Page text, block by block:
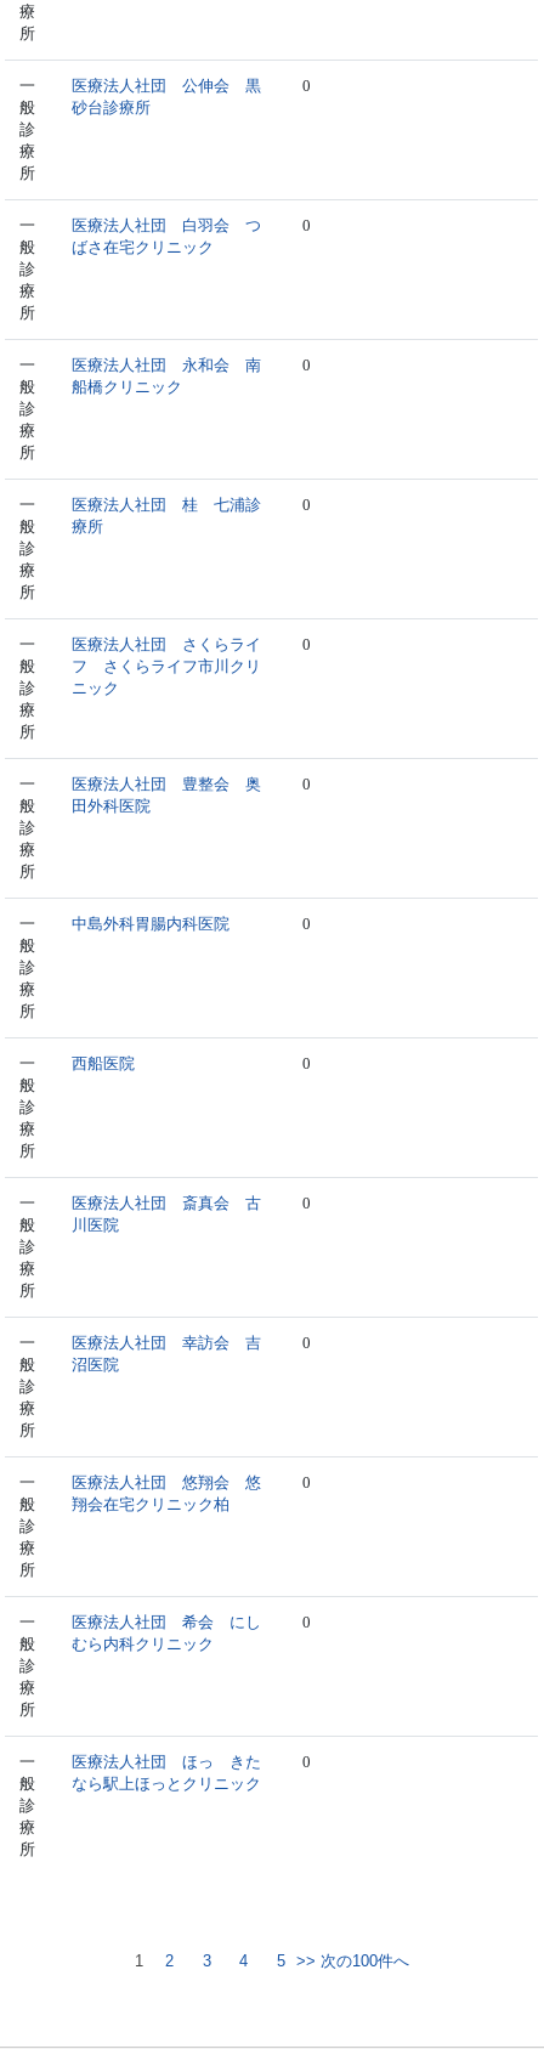
療
所
一
般
診
療
所
医療法人社団 公伸会 黒
砂台診療所
0
一
般
診
療
所
医療法人社団 白羽会 つ
ばさ在宅クリニック
0
一
般
診
療
所
医療法人社団 永和会 南
船橋クリニック
0
一
般
診
療
所
医療法人社団 桂 七浦診
療所
0
一
般
診
療
所
医療法人社団 さくらライ
フ さくらライフ市川クリ
ニック
0
一
般
診
療
所
医療法人社団 豊整会 奥
田外科医院
0
一
般
診
療
所
中島外科胃腸内科医院 0
一
般
診
療
所
西船医院 0
一
般
診
療
所
医療法人社団 斎真会 古
川医院
0
一
般
診
療
所
医療法人社団 幸訪会 吉
沼医院
0
一
般
診
療
所
医療法人社団 悠翔会 悠
翔会在宅クリニック柏
0
一
般
診
療
所
医療法人社団 希会 にし
むら内科クリニック
0
一
般
診
療
所
医療法人社団 ほっ きた
なら駅上ほっとクリニック
0
1 2 3 4 5 >> 次の100件へ